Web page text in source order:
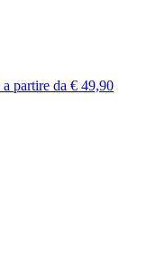
a partire da € 49,90